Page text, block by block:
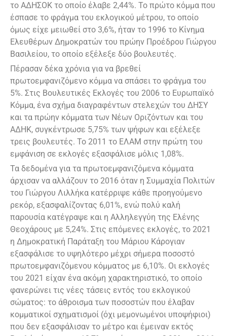
το ΑΔΗΣΟΚ το οποίο έλαβε 2,44%. Το πρώτο κόμμα που
έσπασε το φράγμα του εκλογικού μέτρου, το οποίο
όμως είχε μειωθεί στο 3,6%, ήταν το 1996 το Κίνημα
Ελευθέρων Δημοκρατών του πρώην Προέδρου Γιώργου
Βασιλείου, το οποίο εξέλεξε δύο βουλευτές.
Πέρασαν δέκα χρόνια για να βρεθεί
πρωτοεμφανιζόμενο κόμμα να σπάσει το φράγμα του
5%. Στις Βουλευτικές Εκλογές του 2006 το Ευρωπαϊκό
Κόμμα, ένα σχήμα διαγραφέντων στελεχών του ΔΗΣΥ
και τα πρώην κόμματα των Νέων Οριζόντων και του
ΑΔΗΚ, συγκέντρωσε 5,75% των ψήφων και εξέλεξε
τρεις βουλευτές. Το 2011 το ΕΛΑΜ στην πρώτη του
εμφάνιση σε εκλογές εξασφάλισε μόλις 1,08%.
Τα δεδομένα για τα πρωτοεμφανιζόμενα κόμματα
άρχισαν να αλλάζουν το 2016 όταν η Συμμαχία Πολιτών
του Γιώργου Λιλλήκα κατέρριψε κάθε προηγούμενο
ρεκόρ, εξασφαλίζοντας 6,01%, ενώ πολύ καλή
παρουσία κατέγραψε και η Αλληλεγγύη της Ελένης
Θεοχάρους με 5,24%. Στις επόμενες εκλογές, το 2021
η Δημοκρατική Παράταξη του Μάριου Κάρογιαν
εξασφάλισε το υψηλότερο μέχρι σήμερα ποσοστό
πρωτοεμφανιζόμενου κόμματος με 6,10%. Οι εκλογές
του 2021 είχαν ένα ακόμη χαρακτηριστικό, το οποίο
φανερώνει τις νέες τάσεις εντός του εκλογικού
σώματος: το άθροισμα των ποσοστών που έλαβαν
κομματικοί σχηματισμοί (όχι μεμονωμένοι υποψήφιοι)
που δεν εξασφάλισαν το μέτρο και έμειναν εκτός